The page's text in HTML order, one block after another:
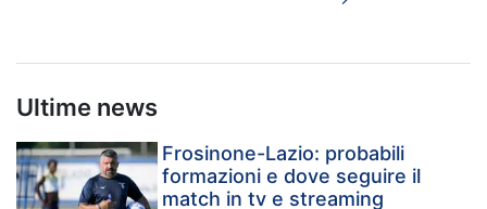
Ultime news
Frosinone-Lazio: probabili
formazioni e dove seguire il
match in tv e streaming